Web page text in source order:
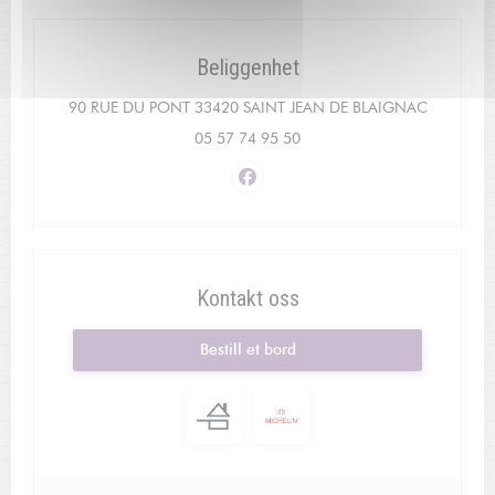
Beliggenhet
90 RUE DU PONT 33420 SAINT JEAN DE BLAIGNAC((åpner i
05 57 74 95 50
Facebook ((åpner i et nytt
Kontakt oss
Bestill et bord